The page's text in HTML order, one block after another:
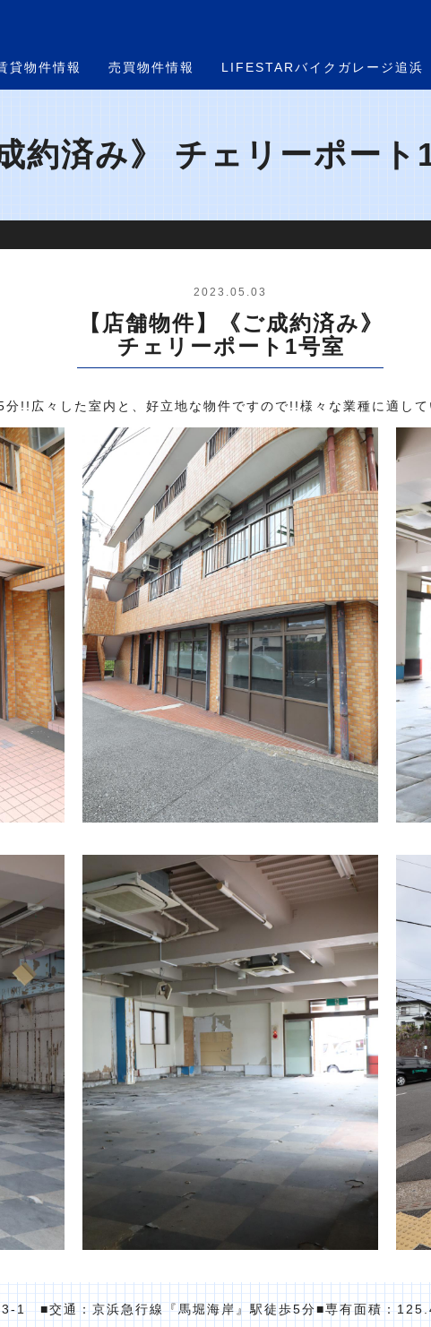
貸物件情報 売買物件情報 LIFESTARバイクガレージ追浜
約済み》 チェリーポー
2023.05.03
【店舗物件】《ご成約済み》
チェリーポート1号室
!!広々した室内と、好立地な物件ですので!!様々な業種に適し
1 ■交通：京浜急行線『馬堀海岸』駅徒歩5分■専有面積：